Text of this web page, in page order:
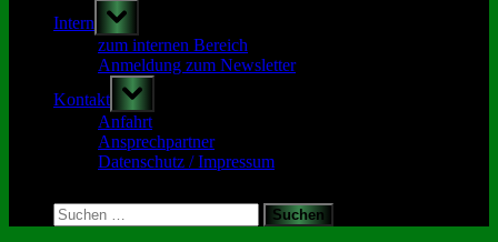
Intern
Toggle
sub-
menu
zum internen Bereich
Anmeldung zum Newsletter
Kontakt
Toggle
sub-
menu
Anfahrt
Ansprechpartner
Datenschutz / Impressum
search
form
Suchen
nach: